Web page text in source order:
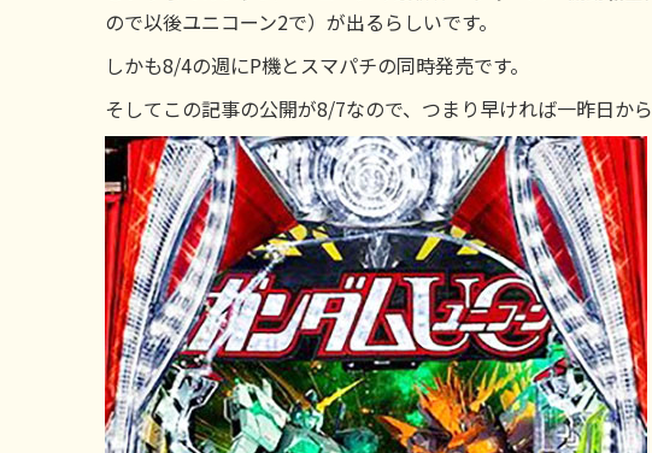
ので以後ユニコーン2で）が出るらしいです。
しかも8/4の週にP機とスマパチの同時発売です。
そしてこの記事の公開が8/7なので、つまり早ければ一昨日か